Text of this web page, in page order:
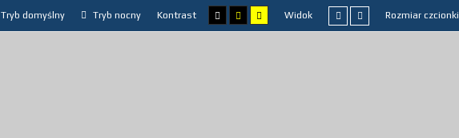
Tryb domyślny Tryb nocny Kontrast Widok Rozmiar czcionki